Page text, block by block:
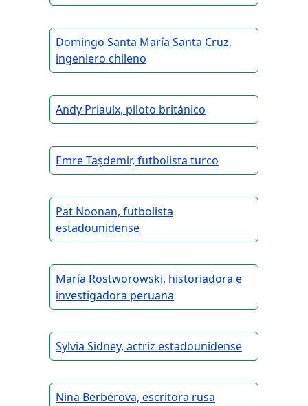
Domingo Santa María Santa Cruz,
ingeniero chileno
Andy Priaulx, piloto británico
Emre Taşdemir, futbolista turco
Pat Noonan, futbolista
estadounidense
María Rostworowski, historiadora e
investigadora peruana
Sylvia Sidney, actriz estadounidense
Nina Berbérova, escritora rusa